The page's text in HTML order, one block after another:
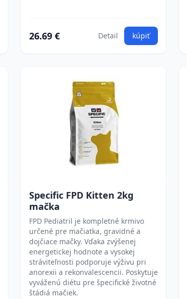
26.69 € Detail kúpiť
Specific FPD Kitten 2kg
mačka
FPD Pediatril je kompletné krmivo
určené pre mačiatka, gravidné a
dojčiace mačky. Vďaka zvýšenej
energetickej hodnote a vysokej
stráviteľnosti podporuje výživu pri
anorexii a rekonvalescencii. Poskytuje
vyváženú diétu pre špecifické životné
štádiá mačiek.